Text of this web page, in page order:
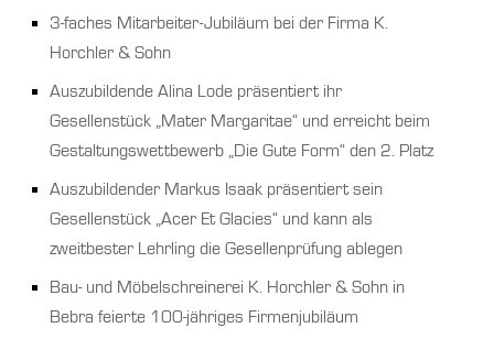
3-faches Mitarbeiter-Jubiläum bei der Firma K.
Horchler & Sohn
Auszubildende Alina Lode präsentiert ihr
Gesellenstück „Mater Margaritae“ und erreicht beim
Gestaltungswettbewerb „Die Gute Form“ den 2. Platz
Auszubildender Markus Isaak präsentiert sein
Gesellenstück „Acer Et Glacies“ und kann als
zweitbester Lehrling die Gesellenprüfung ablegen
Bau- und Möbelschreinerei K. Horchler & Sohn in
Bebra feierte 100-jähriges Firmenjubiläum